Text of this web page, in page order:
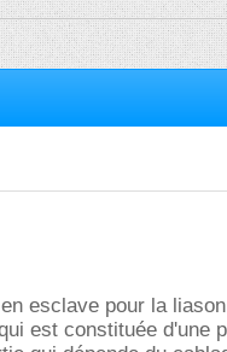
esclave pour la
est constituée d'une